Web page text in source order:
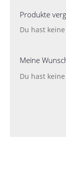
Produkte
Du hast
Meine
Du hast